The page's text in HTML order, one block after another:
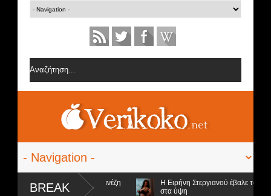
BREAK
ομάδα της Σοφίας Δανέζη
Η Ειρήνη Στεργιανού έβαλε τα... μαύρα
στα ύψη